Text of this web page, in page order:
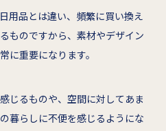
用品とは違い、頻繁に買い換え
ものですから、素材やデザイン
に重要になります。
じるものや、空間に対してあま
暮らしに不便を感じるようにな